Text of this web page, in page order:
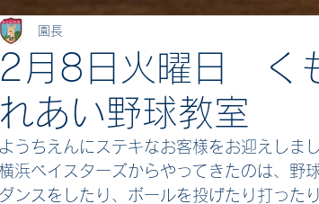
2月8日火曜日 く
れあい野球教室
園長
ようちえんにステキなお客様をお迎えしまし
横浜ベイスターズからやってきたのは、野
ダンスをしたり、ボールを投げたり打ったり